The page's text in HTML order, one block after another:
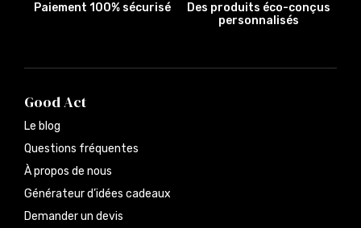
Paiement 100% sécurisé
Des produits éco-conçus
personnalisés
Good Act
Le blog
Questions fréquentes
À propos de nous
Générateur d’idées cadeaux
Demander un devis